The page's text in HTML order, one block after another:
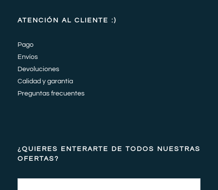
ATENCIÓN AL CLIENTE :)
Pago
Envíos
Devoluciones
Calidad y garantía
Preguntas frecuentes
¿QUIERES ENTERARTE DE TODOS NUESTRAS
OFERTAS?